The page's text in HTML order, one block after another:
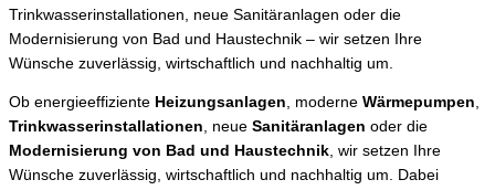
Trinkwasserinstallationen, neue Sanitäranlagen oder die
Modernisierung von Bad und Haustechnik – wir setzen Ihre
Wünsche zuverlässig, wirtschaftlich und nachhaltig um.
Ob energieeffiziente Heizungsanlagen, moderne Wärmepumpen,
Trinkwasserinstallationen, neue Sanitäranlagen oder die
Modernisierung von Bad und Haustechnik, wir setzen Ihre
Wünsche zuverlässig, wirtschaftlich und nachhaltig um. Dabei